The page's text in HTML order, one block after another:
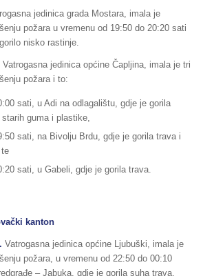
jedinica grada Mostara, imala je
požara u vremenu od 19:50 do 20:20 sati
nisko rastinje.
Vatrogasna jedinica općine Čapljina, imala je tri
požara i to:
sati, u Adi na odlagalištu, gdje je gorila
guma i plastike,
sati, na Bivolju Brdu, gdje je gorila trava i
sati, u Gabeli, gdje je gorila trava.
kanton
Vatrogasna jedinica općine Ljubuški, imala je
požara, u vremenu od 22:50 do 00:10
– Jabuka, gdje je gorila suha trava.